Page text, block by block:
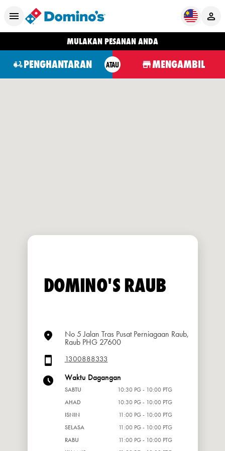
MULAKAN PESANAN ANDA
PENGHANTARAN ATAU MENGAMBIL
DOMINO'S RAUB
No 5 Jalan Tras Pusat Perniagaan Raub,
Raub PHG 27600
1300888333
Waktu Dagangan
SABTU
10:30 PG - 10:00 PTG
AHAD
10:30 PG - 10:00 PTG
ISNIN
11:00 PG - 10:00 PTG
SELASA
11:00 PG - 10:00 PTG
RABU
11:00 PG - 10:00 PTG